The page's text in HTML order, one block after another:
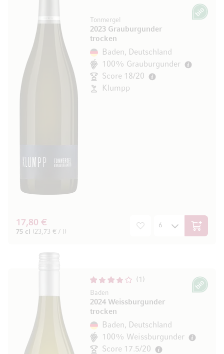
Tonmergel
2023 Grauburgunder
trocken
Bio
Baden, Deutschland
100% Grauburgunder
Score 18/20
Klumpp
17,80 €
75 cl (23,73 € / l) In den
1
Baden
2024 Weissburgunder
trocken
Bio
Baden, Deutschland
100% Weissburgunder
Score 17.5/20